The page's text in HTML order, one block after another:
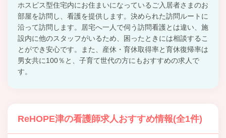
ホスピス型住宅内にお住まいになっているご入居者さまのお
部屋を訪問し、看護を提供します。決められた訪問ルートに
沿って訪問します。居宅へ一人で伺う訪問看護とは違い、施
設内に他のスタッフがいるため、困ったときには相談するこ
とができ安心です。また、産休・育休取得率と育休復帰率は
男女共に100％と、子育て世代の方にもおすすめの求人で
す。
ReHOPE津の看護師求人おすすめ情報(全1件)